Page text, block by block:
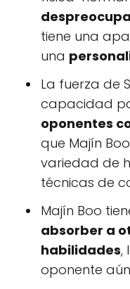
tiene una
una
La fuerza de
capacidad
oponentes
que Majín
variedad de
técnicas de
Majín Boo
absorber a
habilidades,
oponente